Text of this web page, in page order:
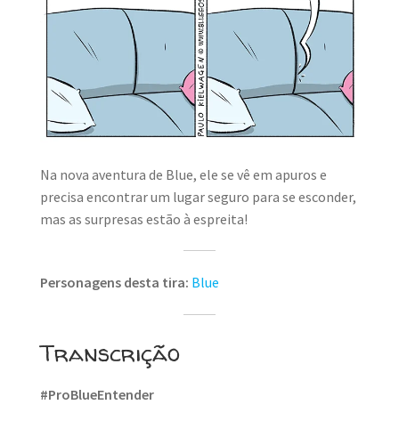
Na nova aventura de Blue, ele se vê em apuros e
precisa encontrar um lugar seguro para se esconder,
mas as surpresas estão à espreita!
Personagens desta tira: Blue
Transcrição
#ProBlueEntender